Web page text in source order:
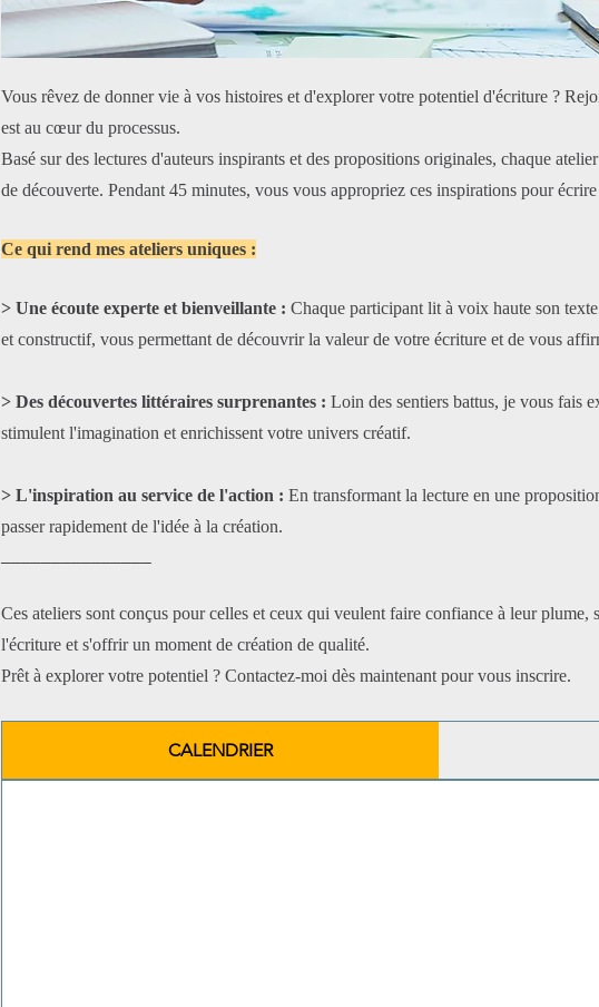
Vous rêvez de donner vie à vos histoires et d'explorer votre potentiel d'écriture ?
est au cœur du processus.
Basé sur des lectures d'auteurs inspirants et des propositions originales, chaque
de découverte. Pendant 45 minutes, vous vous appropriez ces inspirations pour
Ce qui rend mes ateliers uniques :
> Une écoute experte et bienveillante : Chaque participant lit à voix haute son
et constructif, vous permettant de découvrir la valeur de votre écriture et de vous
> Des découvertes littéraires surprenantes : Loin des sentiers battus, je vous fais
stimulent l'imagination et enrichissent votre univers créatif.
> L'inspiration au service de l'action : En transformant la lecture en une
passer rapidement de l'idée à la création.
Ces ateliers sont conçus pour celles et ceux qui veulent faire confiance à leur plume,
l'écriture et s'offrir un moment de création de qualité.
Prêt à explorer votre potentiel ? Contactez-moi dès maintenant pour vous inscrire.
CALENDRIER